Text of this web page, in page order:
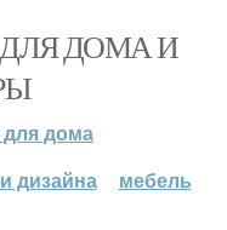
ДЛЯ ДОМА И
дома
дизайна мебель